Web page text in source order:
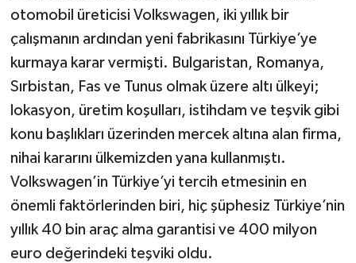
otomobil üreticisi Volkswagen, iki yıllık bir
çalışmanın ardından yeni fabrikasını Türkiye’ye
kurmaya karar vermişti. Bulgaristan, Romanya,
Sırbistan, Fas ve Tunus olmak üzere altı ülkeyi;
lokasyon, üretim koşulları, istihdam ve teşvik gibi
konu başlıkları üzerinden mercek altına alan firma,
nihai kararını ülkemizden yana kullanmıştı.
Volkswagen’in Türkiye’yi tercih etmesinin en
önemli faktörlerinden biri, hiç şüphesiz Türkiye’nin
yıllık 40 bin araç alma garantisi ve 400 milyon
euro değerindeki teşviki oldu.